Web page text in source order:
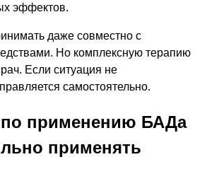
эффектов.
даже совместно с
Но комплексную терапию
Если ситуация не
самостоятельно.
по применению БАДа
применять